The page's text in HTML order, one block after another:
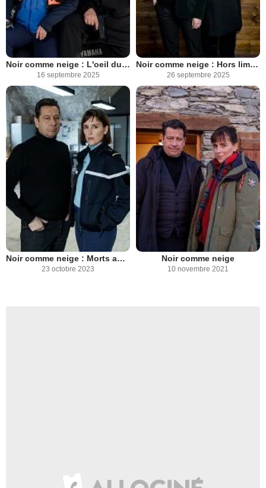
Noir comme neige : L'oeil du diable
16 septembre 2025
Noir comme neige : Hors limites
26 septembre 2025
Noir comme neige : Morts au sommet
23 octobre 2023
Noir comme neige
10 novembre 2021